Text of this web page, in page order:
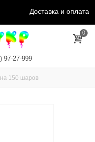
Доставка и оплата
0
97-27-999
150 шаров